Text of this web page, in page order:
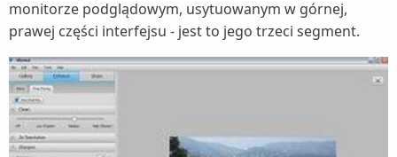
monitorze podglądowym, usytuowanym w górnej,
prawej części interfejsu - jest to jego trzeci segment.